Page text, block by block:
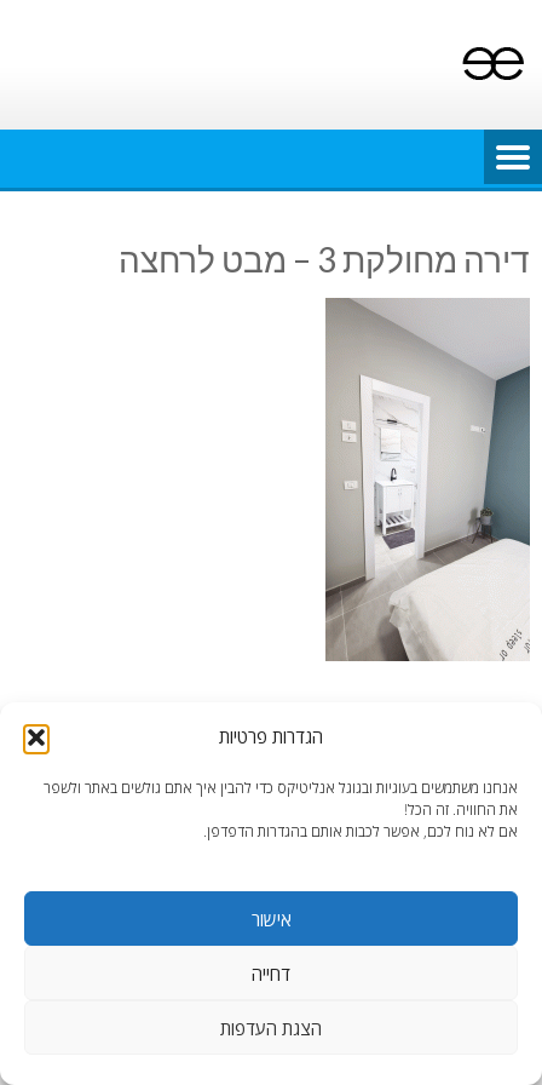
הגדרות פרטיות
אנחנו משתמשים בעוגיות ובגוגל אנליטיקס כדי להבין איך אתם גולשים באתר ולשפר
את החוויה. זה הכל!
אם לא נוח לכם, אפשר לכבות אותם בהגדרות הדפדפן.
אישור
דחייה
הצגת העדפות
content
דירה מחולקת 3 – מבט לרחצה
WordPress Theme: AccessPress Lite